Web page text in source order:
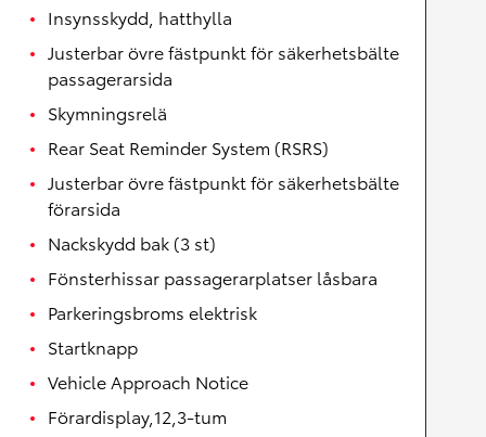
Insynsskydd, hatthylla
Justerbar övre fästpunkt för säkerhetsbälte
passagerarsida
Skymningsrelä
Rear Seat Reminder System (RSRS)
Justerbar övre fästpunkt för säkerhetsbälte
förarsida
Nackskydd bak (3 st)
Fönsterhissar passagerarplatser låsbara
Parkeringsbroms elektrisk
Startknapp
Vehicle Approach Notice
Förardisplay,12,3-tum